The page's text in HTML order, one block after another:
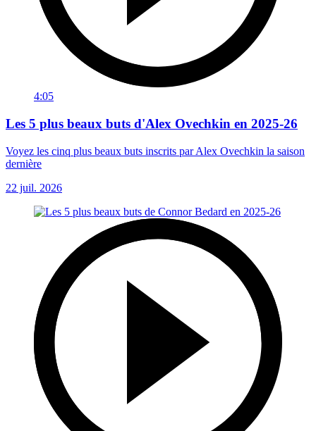
4:05
Les 5 plus beaux buts d'Alex Ovechkin en 2025-26
Voyez les cinq plus beaux buts inscrits par Alex Ovechkin la saison
dernière
22 juil. 2026